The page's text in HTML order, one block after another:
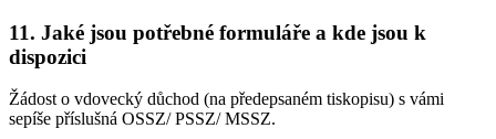
11. Jaké jsou potřebné formuláře a kde jsou k
dispozici
Žádost o vdovecký důchod (na předepsaném tiskopisu) s vámi
sepíše příslušná OSSZ/ PSSZ/ MSSZ.